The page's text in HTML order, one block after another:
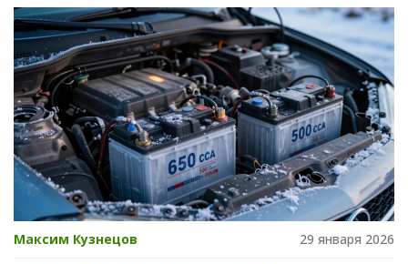
аккумулятор.
Максим Кузнецов 29 января 2026